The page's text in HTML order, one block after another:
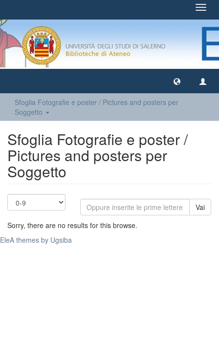
Sfoglia Fotografie e poster / Pictures and posters per
Soggetto
Sfoglia Fotografie e poster /
Pictures and posters per
Soggetto
Vai
Sorry, there are no results for this browse.
EleA themes by Ugsiba